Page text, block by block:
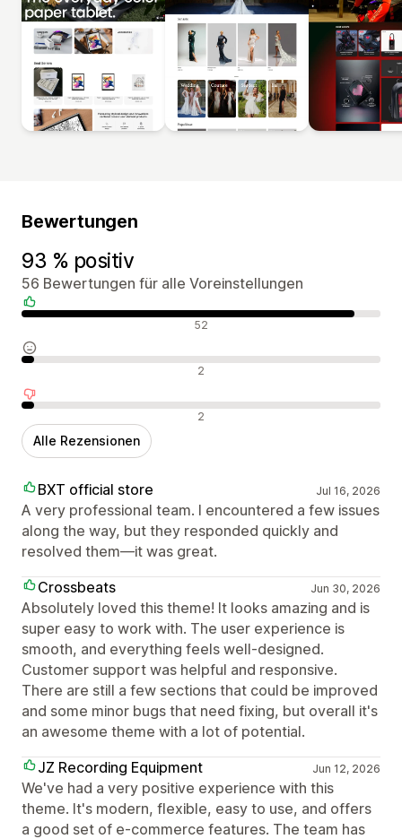
Bewertungen
93 % positiv
56 Bewertungen für alle Voreinstellungen
Positive Bewertungen 52
Neutrale Bewertungen 2
Negative Bewertungen 2
Alle Rezensionen
BXT official store Jul 16, 2026
A very professional team. I encountered a few issues
along the way, but they responded quickly and
resolved them—it was great.
Crossbeats
Jun 30, 2026
Absolutely loved this theme! It looks amazing and is
super easy to work with. The user experience is
smooth, and everything feels well-designed.
Customer support was helpful and responsive.
There are still a few sections that could be improved
and some minor bugs that need fixing, but overall it's
an awesome theme with a lot of potential.
JZ Recording Equipment
Jun 12, 2026
We've had a very positive experience with this
theme. It's modern, flexible, easy to use, and offers
a good set of e-commerce features. The team has